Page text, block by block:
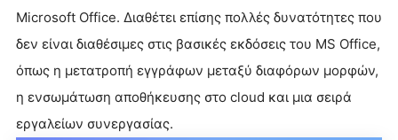
Microsoft Office. Διαθέτει επίσης πολλές δυνατότητες που
δεν είναι διαθέσιμες στις βασικές εκδόσεις του MS Office,
όπως η μετατροπή εγγράφων μεταξύ διαφόρων μορφών,
η ενσωμάτωση αποθήκευσης στο cloud και μια σειρά
εργαλείων συνεργασίας.